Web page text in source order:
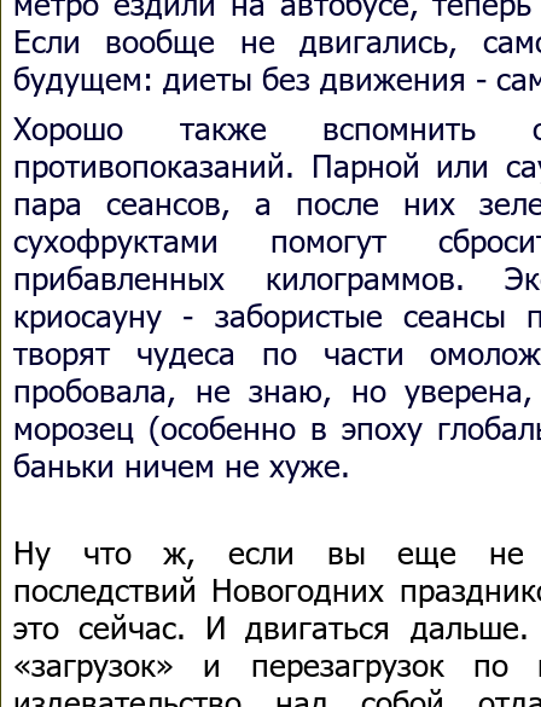
Если вообще не двигались,
будущем: диеты без движения -
Хорошо также
противопоказаний. Парной или
пара сеансов, а после них
сухофруктами помогут
прибавленных килограммов.
криосауну - забористые сеансы
творят чудеса по части
пробовала, не знаю, но
морозец (особенно в эпоху
баньки ничем не хуже.
Ну что ж, если вы еще не
последствий Новогодних
это сейчас. И двигаться
«загрузок» и перезагрузок